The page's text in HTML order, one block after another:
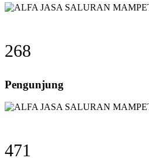
268
Pengunjung
471